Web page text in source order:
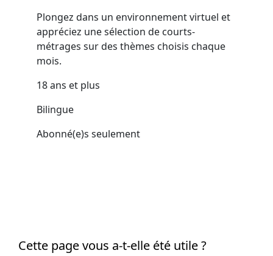
Plongez dans un environnement virtuel et
appréciez une sélection de courts-
métrages sur des thèmes choisis chaque
mois.
18 ans et plus
Bilingue
Abonné(e)s seulement
Cette page vous a-t-elle été utile ?